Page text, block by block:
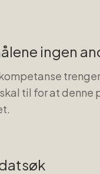
ingen
til for at denne